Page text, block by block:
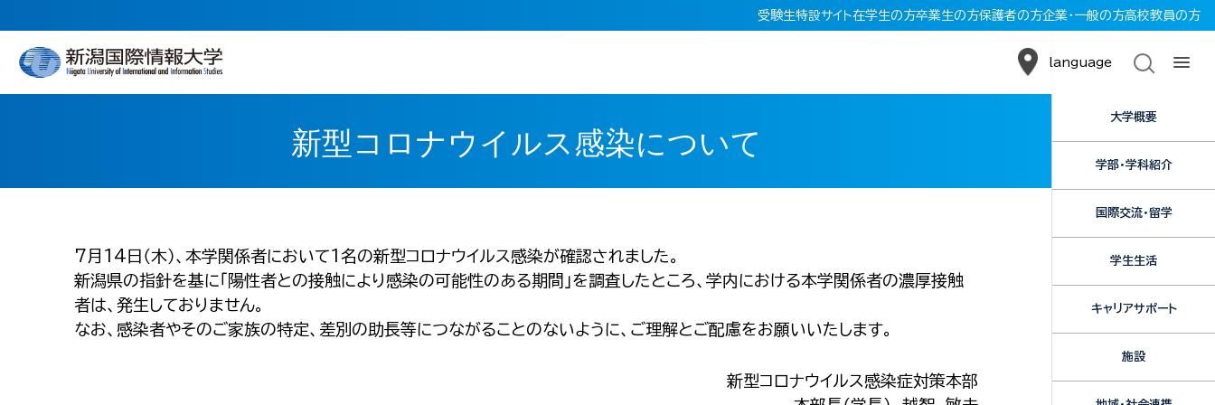
受験生特設サイト在学生の方卒業生の方保護者の方企業・一般の方高校教員の方
language
新型コロナウイルス感染について
7月14日（木）、本学関係者において1名の新型コロナウイルス感染が確認されました。
新潟県の指針を基に「陽性者との接触により感染の可能性のある期間」を調査したところ、学内における本学関係者の濃厚接触
者は、発生しておりません。
なお、感染者やそのご家族の特定、差別の助長等につながることのないように、ご理解とご配慮をお願いいたします。
新型コロナウイルス感染症対策本部
大学概要
学部・学科紹介
国際交流・留学
学生生活
キャリアサポート
施設